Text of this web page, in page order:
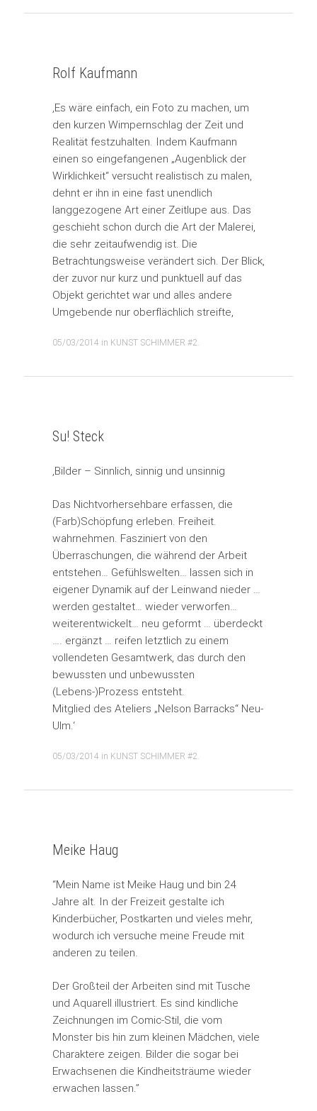
Rolf Kaufmann
‚Es wäre einfach, ein Foto zu machen, um
den kurzen Wimpernschlag der Zeit und
Realität festzuhalten. Indem Kaufmann
einen so eingefangenen „Augenblick der
Wirklichkeit“ versucht realistisch zu malen,
dehnt er ihn in eine fast unendlich
langgezogene Art einer Zeitlupe aus. Das
geschieht schon durch die Art der Malerei,
die sehr zeitaufwendig ist. Die
Betrachtungsweise verändert sich. Der Blick,
der zuvor nur kurz und punktuell auf das
Objekt gerichtet war und alles andere
Umgebende nur oberflächlich streifte,
05/03/2014 in KUNST SCHIMMER #2.
Su! Steck
‚Bilder – Sinnlich, sinnig und unsinnig
Das Nichtvorhersehbare erfassen, die
(Farb)Schöpfung erleben. Freiheit.
wahrnehmen. Fasziniert von den
Überraschungen, die während der Arbeit
entstehen… Gefühlswelten… lassen sich in
eigener Dynamik auf der Leinwand nieder …
werden gestaltet… wieder verworfen…
weiterentwickelt… neu geformt … überdeckt
…. ergänzt … reifen letztlich zu einem
vollendeten Gesamtwerk, das durch den
bewussten und unbewussten
(Lebens-)Prozess entsteht.
Mitglied des Ateliers „Nelson Barracks“ Neu-
Ulm.‘
05/03/2014 in KUNST SCHIMMER #2.
Meike Haug
“Mein Name ist Meike Haug und bin 24
Jahre alt. In der Freizeit gestalte ich
Kinderbücher, Postkarten und vieles mehr,
wodurch ich versuche meine Freude mit
anderen zu teilen.
Der Großteil der Arbeiten sind mit Tusche
und Aquarell illustriert. Es sind kindliche
Zeichnungen im Comic-Stil, die vom
Monster bis hin zum kleinen Mädchen, viele
Charaktere zeigen. Bilder die sogar bei
Erwachsenen die Kindheitsträume wieder
erwachen lassen.”